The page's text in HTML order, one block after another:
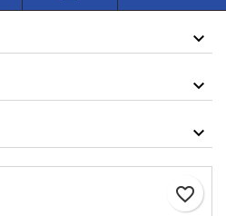
favorite_border